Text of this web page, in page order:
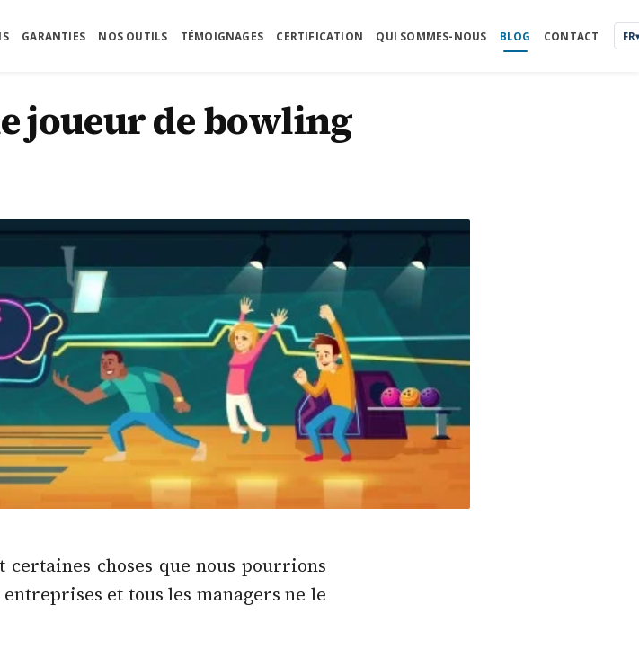
GARANTIES NOS OUTILS TÉMOIGNAGES CERTIFICATION QUI SOMMES-NOUS BLOG CONTACT FR▾
joueur de bowling
certaines choses que nous pourrions
et tous les managers ne le